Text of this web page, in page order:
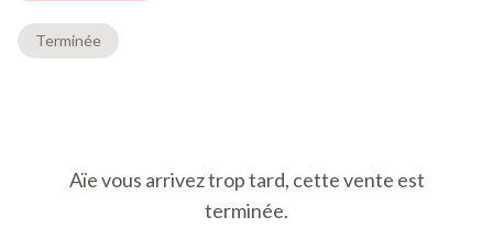
Terminée
Aïe vous arrivez trop tard, cette vente est
terminée.